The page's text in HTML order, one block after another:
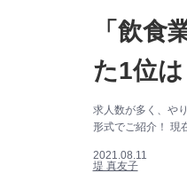
「飲食
た1位
求人数が多く、や
形式でご紹介！ 現
2021.08.11
堤 真友子